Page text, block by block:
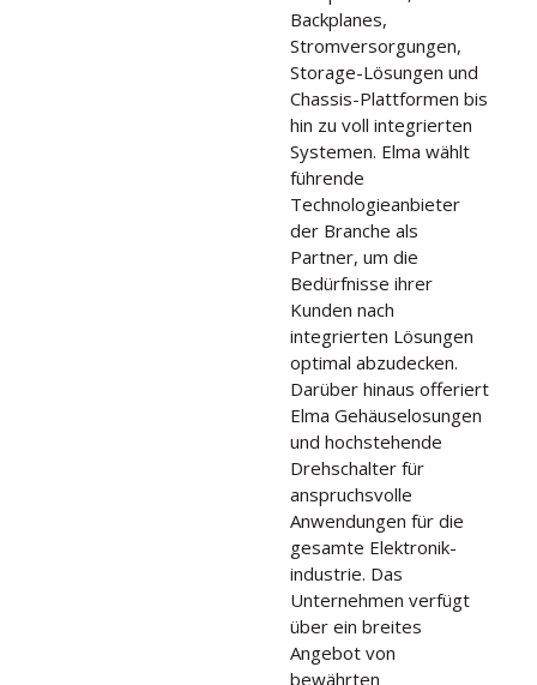
Backplanes,
Stromversorgungen,
Storage-Lösungen und
Chassis-Plattformen bis
hin zu voll integrierten
Systemen. Elma wählt
führende
Technologieanbieter
der Branche als
Partner, um die
Bedürfnisse ihrer
Kunden nach
integrierten Lösungen
optimal abzudecken.
Darüber hinaus offeriert
Elma Gehäuselosungen
und hochstehende
Drehschalter für
anspruchsvolle
Anwendungen für die
gesamte Elektronik-
industrie. Das
Unternehmen verfügt
über ein breites
Angebot von
bewährten